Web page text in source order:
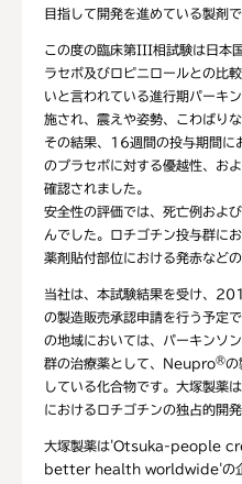
目指して開発を進めている製剤で
この度の臨床第III相試験は日本
ラセボ及びロピニロールとの比
いと言われている進行期パーキ
施され、震えや姿勢、こわばり
その結果、16週間の投与期間に
のプラセボに対する優越性、お
確認されました。
安全性の評価では、死亡例およ
んでした。ロチゴチン投与群に
薬剤貼付部位における発赤などの
当社は、本試験結果を受け、
の製造販売承認申請を行う予定
の地域においては、パーキンソ
群の治療薬として、Neupro®の
している化合物です。大塚製
におけるロチゴチンの独占的開
大塚製薬は'Otsuka-people
better health worldwide'の企